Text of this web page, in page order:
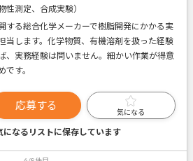
性測定、合成実験）
する総合化学メーカーで樹脂開発にかかる実
当します。化学物質、有機溶剤を扱った経験
、実務経験は問いません。細かい作業が得意
です。
応募する
気になる
になるリストに保存しています